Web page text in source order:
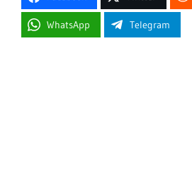
WhatsApp Telegram